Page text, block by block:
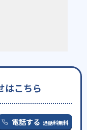
はこちら
電話する 通話料無料